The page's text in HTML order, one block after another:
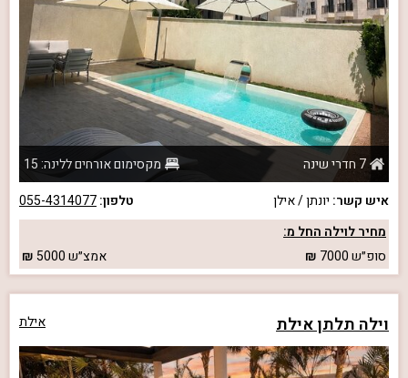
7 חדרי שינה
מקסימום אורחים ללינה: 15
איש קשר: יונתן / אילן טלפון:055-4314077
מחיר לוילה החל מ:
סופ״ש7000 אמצ״ש5000
וילה תלתן אילת אילת